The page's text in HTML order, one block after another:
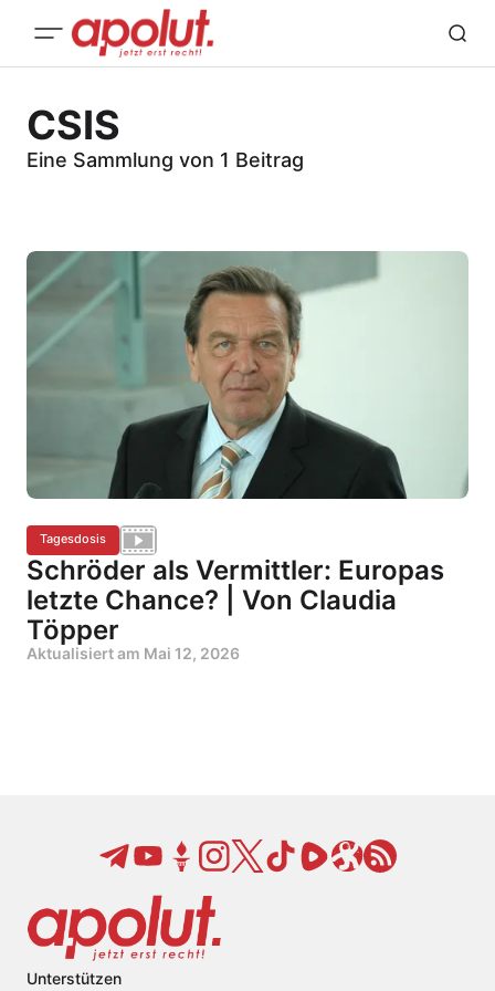
CSIS
Eine Sammlung von 1 Beitrag
Tagesdosis
Schröder als Vermittler: Europas
letzte Chance? | Von Claudia
Töpper
Aktualisiert am Mai 12, 2026
Unterstützen